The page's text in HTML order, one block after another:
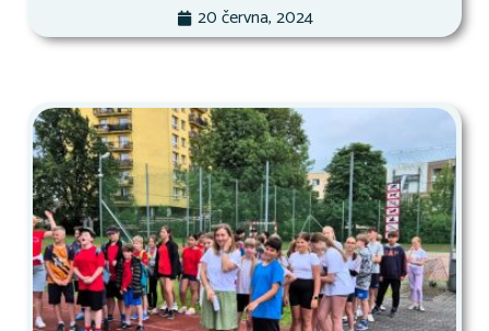
20 června, 2024